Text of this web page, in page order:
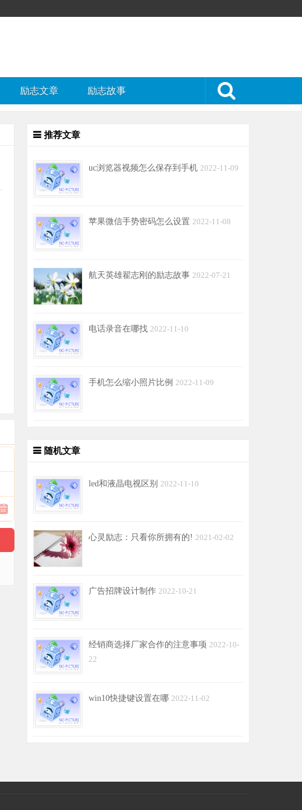
励志文章 励志故事
推荐文章
uc浏览器视频怎么保存到手机 2022-11-09
苹果微信手势密码怎么设置 2022-11-08
航天英雄翟志刚的励志故事 2022-07-21
电话录音在哪找 2022-11-10
手机怎么缩小照片比例 2022-11-09
随机文章
led和液晶电视区别 2022-11-10
心灵励志：只看你所拥有的! 2021-02-02
广告招牌设计制作 2022-10-21
经销商选择厂家合作的注意事项 2022-10-
22
win10快捷键设置在哪 2022-11-02